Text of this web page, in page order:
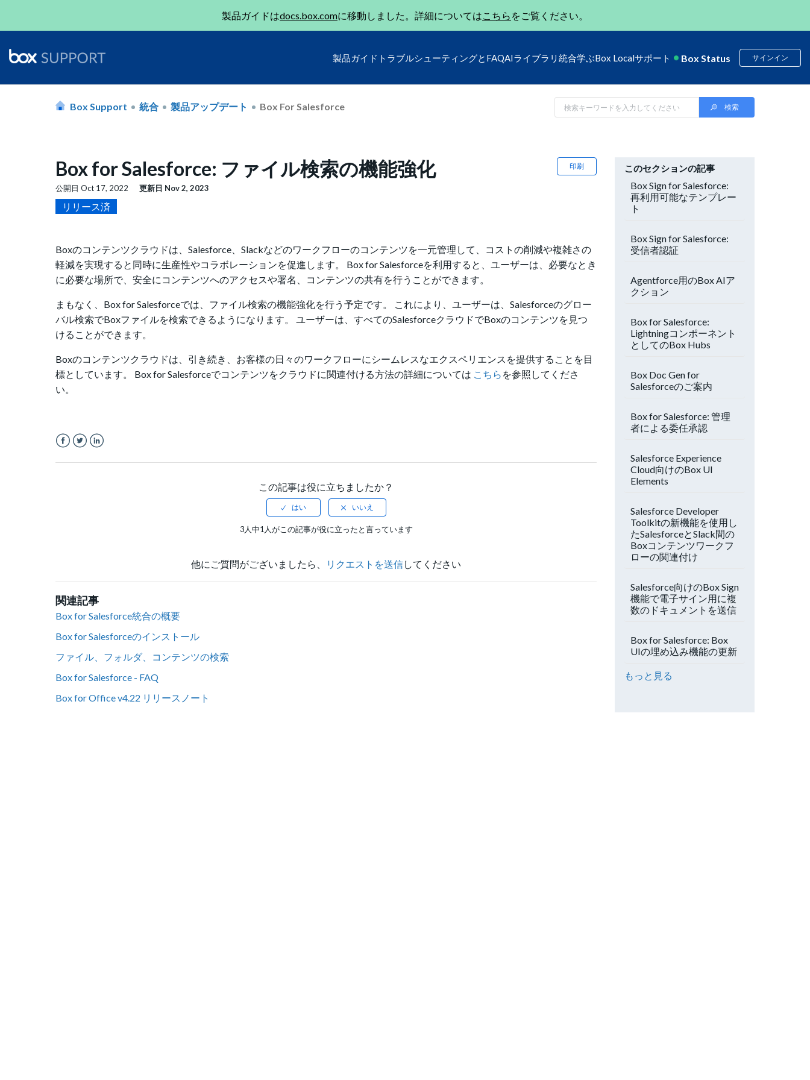
製品ガイドはdocs.box.comに移動しました。詳細についてはこちら をご覧ください。
製品ガイド トラブルシューティングとFAQAIライブラリ 統合学ぶBox Localサポート Box Status サインイン
Box Support 統合 製品アップデート Box For Salesforce
印刷
Box for Salesforce: ファイル検索の機能強化
公開日 Oct 17, 2022 更新日 Nov 2, 2023
リリース済
Boxのコンテンツクラウドは、Salesforce、Slackなどのワークフローのコンテンツを一元管理して、コストの削減や複雑さの
軽減を実現すると同時に生産性やコラボレーションを促進します。 Box for Salesforceを利用すると、ユーザーは、 必要なとき
に必要な場所で、安全にコンテンツへのアクセスや署名、コンテンツの共有を行うことができます。
まもなく、Box for Salesforceでは、ファイル検索の機能強化を行う予定です。 これにより、ユーザーは、 Salesforceのグロー
バル検索でBoxファイルを検索できるようになります。 ユーザーは、すべてのSalesforceクラウドでBoxのコンテンツを見つ
けることができます。
Boxのコンテンツクラウドは、引き続き、お客様の日々のワークフローにシームレスなエクスペリエンスを提供することを目
標としています。 Box for Salesforceでコンテンツをクラウドに関連付ける方法の詳細については こちら を参照してくださ
い。
この記事は役に立ちましたか？
3人中1人がこの記事が役に立ったと言っています
他にご質問がございましたら、 リクエストを送信してください
関連記事
Box for Salesforce統合の概要
Box for Salesforceのインストール
ファイル、フォルダ、コンテンツの検索
Box for Salesforce - FAQ
Box for Office v4.22 リリースノート
このセクションの記事
Box Sign for Salesforce:
再利用可能なテンプレー
ト
Box Sign for Salesforce:
受信者認証
Agentforce用のBox AIア
クション
Box for Salesforce:
Lightningコンポーネント
としてのBox Hubs
Box Doc Gen for
Salesforceのご案内
Box for Salesforce: 管理
者による委任承認
Salesforce Experience
Cloud向けのBox UI
Elements
Salesforce Developer
Toolkitの新機能を使用し
たSalesforceとSlack間の
Boxコンテンツワークフ
ローの関連付け
Salesforce向けのBox Sign
機能で電子サイン用に複
数のドキュメントを送信
Box for Salesforce: Box
UIの埋め込み機能の更新
もっと見る